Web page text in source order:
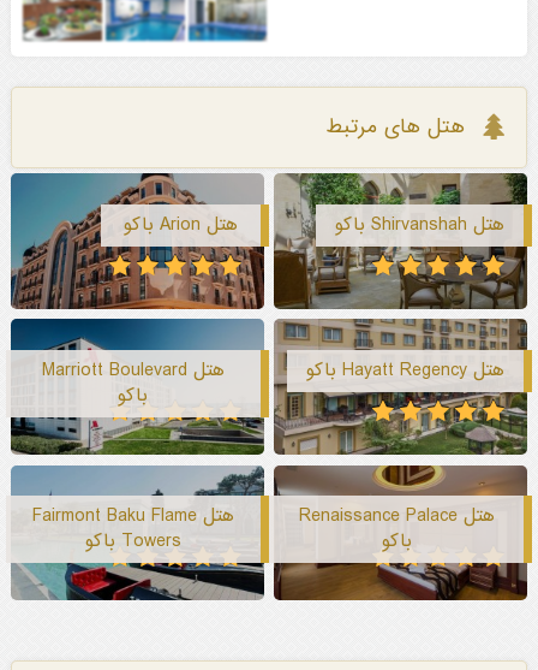
هتل های مرتبط
هتل Shirvanshah باکو هتل Arion باکو
هتل Hayatt Regency باکو
هتل Marriott Boulevard
باکو
هتل Renaissance Palace
باکو
هتل Fairmont Baku Flame
Towers باکو